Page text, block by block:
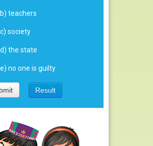
b) teachers
c) society
d) the state
e) no one is guilty